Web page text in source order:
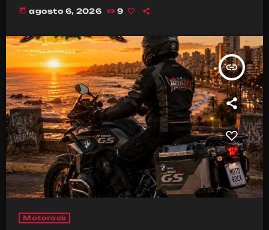
today agosto 6, 2026 9
insert_link
Motorock